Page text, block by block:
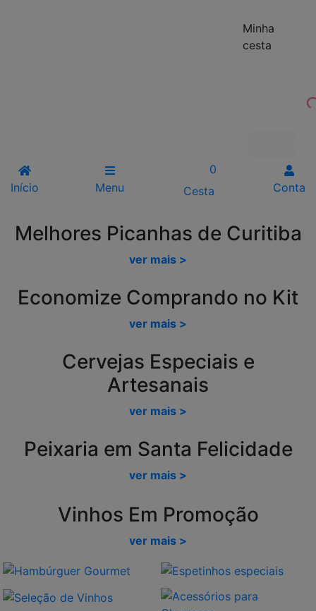
Minha
cesta
Início Menu
0
Cesta
Conta
Melhores Picanhas de Curitiba
ver mais >
Economize Comprando no Kit
ver mais >
Cervejas Especiais e
Artesanais
ver mais >
Peixaria em Santa Felicidade
ver mais >
Vinhos Em Promoção
ver mais >